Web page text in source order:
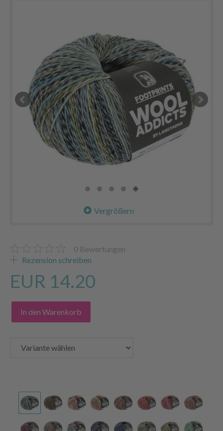
Vergrößern
0 Bewertungen
Rezension schreiben
EUR 14.20
In den Warenkorb